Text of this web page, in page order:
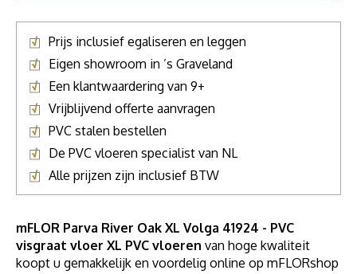
Prijs inclusief egaliseren en leggen
Eigen showroom in ’s Graveland
Een klantwaardering van 9+
Vrijblijvend offerte aanvragen
PVC stalen bestellen
De PVC vloeren specialist van NL
Alle prijzen zijn inclusief BTW
mFLOR Parva River Oak XL Volga 41924 - PVC
visgraat vloer XL PVC vloeren van hoge kwaliteit
koopt u gemakkelijk en voordelig online op mFLORshop